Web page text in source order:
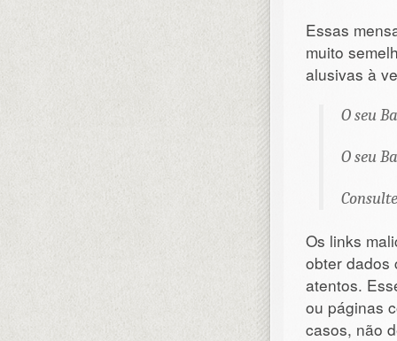
Essas
muito
alusivas à
O seu
O seu
Os links
obter dados
atentos.
ou páginas
casos, não